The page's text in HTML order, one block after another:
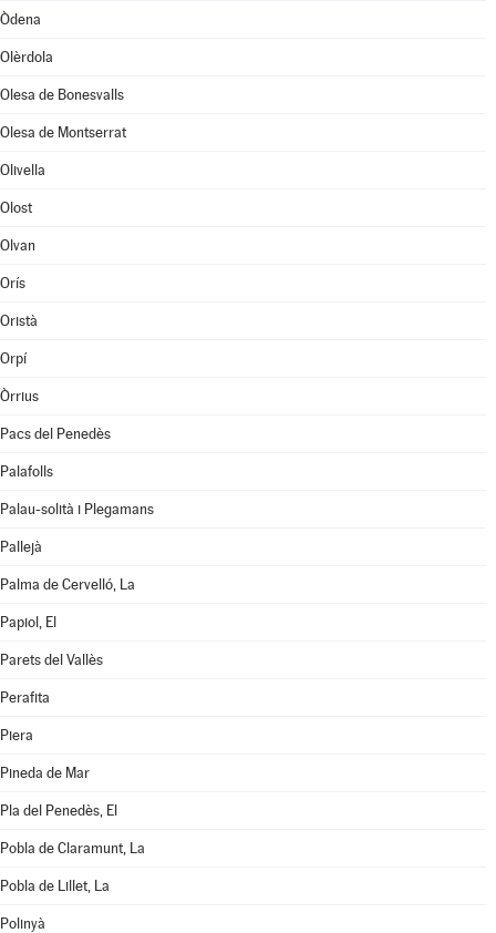
Òdena
Olèrdola
Olesa de Bonesvalls
Olesa de Montserrat
Olivella
Olost
Olvan
Orís
Oristà
Orpí
Òrrius
Pacs del Penedès
Palafolls
Palau-solità i Plegamans
Pallejà
Palma de Cervelló, La
Papiol, El
Parets del Vallès
Perafita
Piera
Pineda de Mar
Pla del Penedès, El
Pobla de Claramunt, La
Pobla de Lillet, La
Polinyà